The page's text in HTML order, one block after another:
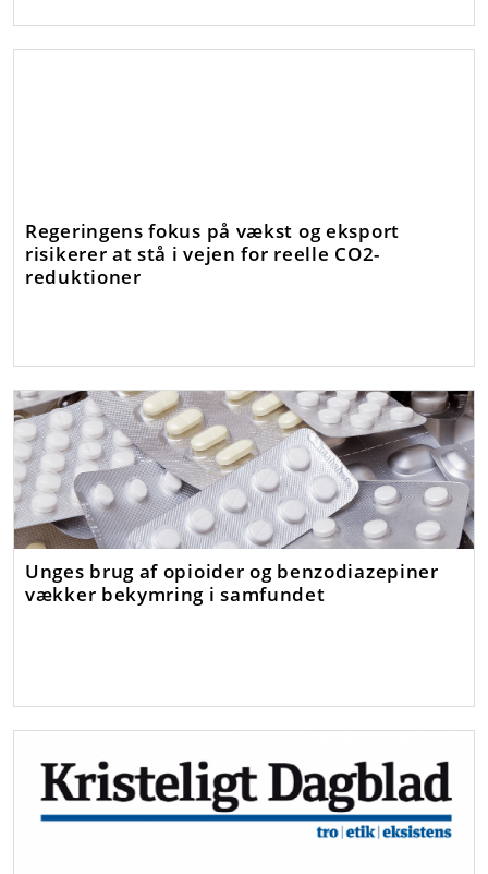
Regeringens fokus på vækst og eksport
risikerer at stå i vejen for reelle CO2-
reduktioner
Unges brug af opioider og benzodiazepiner
vækker bekymring i samfundet